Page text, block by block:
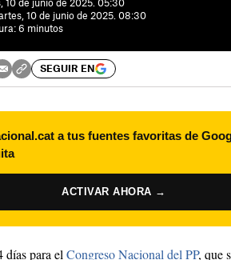
10 de junio de 2025. 05:30
10 de junio de 2025. 08:30
6 minutos
SEGUIR EN
a tus fuentes favoritas de
ACTIVAR AHORA →
días para el Congreso Nacional del PP, que